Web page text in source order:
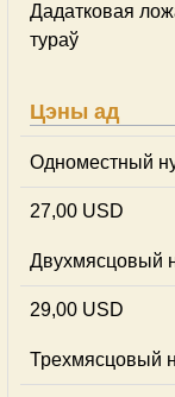
Дадатковая
тураў
Цэны ад
Одноместный
27,00 USD
Двухмясцовый
29,00 USD
Трехмясцовый